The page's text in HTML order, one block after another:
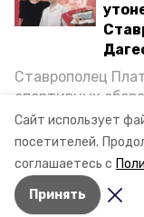
Сайт использует
посетителей.
соглашаетесь с
Принять
Ставрополец
спортивных
Каспийском море
возвращении
пригласили в
наградили.
с юным героем.
Тарифы на
на Ставрополье
ставропольский
модернизация
кочубеевский округ